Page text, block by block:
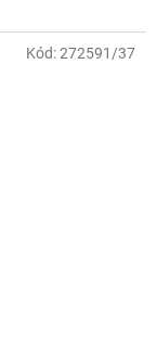
Kód:272591/37